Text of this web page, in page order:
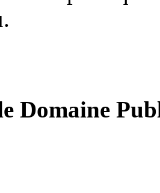
Domaine